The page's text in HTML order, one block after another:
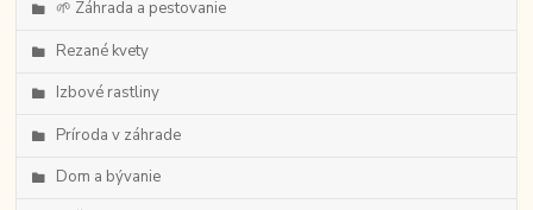
🌱 Záhrada a pestovanie
Rezané kvety
Izbové rastliny
Príroda v záhrade
Dom a bývanie